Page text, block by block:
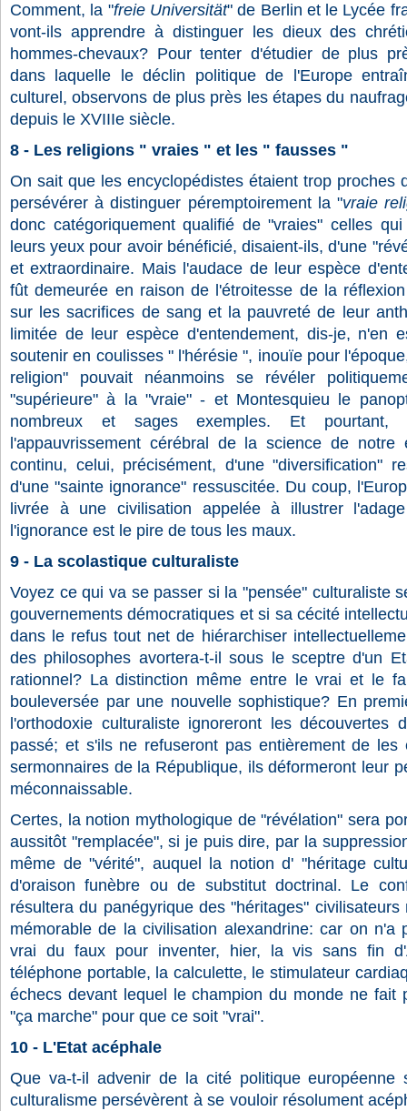
Comment, la "freie Universität" de Berlin et le Lycée
vont-ils apprendre à distinguer les dieux des
hommes-chevaux? Pour tenter d'étudier de plus
dans laquelle le déclin politique de l'Europe
culturel, observons de plus près les étapes du
depuis le XVIIIe siècle.
8 - Les religions " vraies " et les " fausses "
On sait que les encyclopédistes étaient trop proches
persévérer à distinguer péremptoirement la "vraie
donc catégoriquement qualifié de "vraies" celles
leurs yeux pour avoir bénéficié, disaient-ils, d'une
et extraordinaire. Mais l'audace de leur espèce
fût demeurée en raison de l'étroitesse de la
sur les sacrifices de sang et la pauvreté de leur
limitée de leur espèce d'entendement, dis-je, n'en
soutenir en coulisses " l'hérésie ", inouïe pour
religion" pouvait néanmoins se révéler
"supérieure" à la "vraie" - et Montesquieu le
nombreux et sages exemples. Et pourtant,
l'appauvrissement cérébral de la science de
continu, celui, précisément, d'une "diversification"
d'une "sainte ignorance" ressuscitée. Du coup,
livrée à une civilisation appelée à illustrer
l'ignorance est le pire de tous les maux.
9 - La scolastique culturaliste
Voyez ce qui va se passer si la "pensée" culturaliste
gouvernements démocratiques et si sa cécité
dans le refus tout net de hiérarchiser
des philosophes avortera-t-il sous le sceptre d'un
rationnel? La distinction même entre le vrai et le
bouleversée par une nouvelle sophistique? En
l'orthodoxie culturaliste ignoreront les découvertes
passé; et s'ils ne refuseront pas entièrement de les
sermonnaires de la République, ils déformeront leur
méconnaissable.
Certes, la notion mythologique de "révélation" sera
aussitôt "remplacée", si je puis dire, par la
même de "vérité", auquel la notion d' "héritage
d'oraison funèbre ou de substitut doctrinal. Le
résultera du panégyrique des "héritages"
mémorable de la civilisation alexandrine: car on n'a
vrai du faux pour inventer, hier, la vis sans fin
téléphone portable, la calculette, le stimulateur
échecs devant lequel le champion du monde ne fait
"ça marche" pour que ce soit "vrai".
10 - L'Etat acéphale
Que va-t-il advenir de la cité politique européenne
culturalisme persévèrent à se vouloir résolument